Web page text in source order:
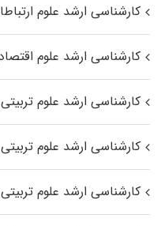
کارشناسی ارشد علوم
کارشناسی ارشد علوم
کارشناسی ارشد علوم تربیتی
کارشناسی ارشد علوم تربیتی ۲
کارشناسی ارشد علوم تربیتی ۳